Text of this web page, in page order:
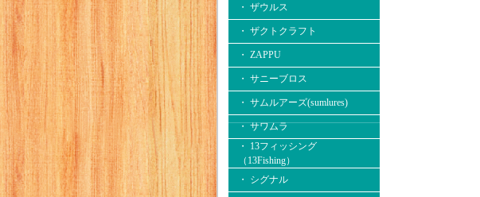
・ ザウルス
・ ザクトクラフト
・ ZAPPU
・ サニーブロス
・ サムルアーズ(sumlures)
・ サワムラ
・ 13フィッシング
（13Fishing）
・ シグナル